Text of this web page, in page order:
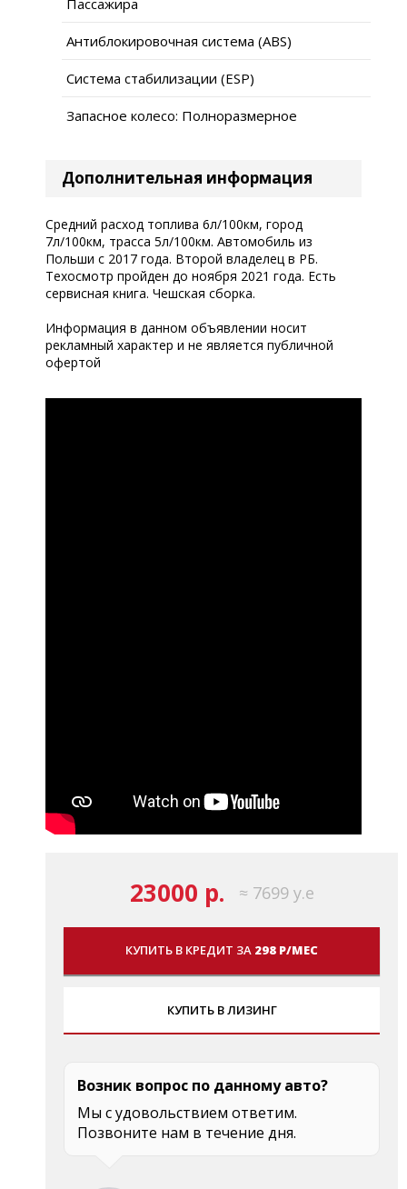
Антиблокировочная система (ABS)
Система стабилизации (ESP)
Запасное колесо: Полноразмерное
Дополнительная информация
Средний расход топлива 6л/100км, город
7л/100км, трасса 5л/100км. Автомобиль из
Польши с 2017 года. Второй владелец в РБ.
Техосмотр пройден до ноября 2021 года. Есть
сервисная книга. Чешская сборка.
Информация в данном объявлении носит
рекламный характер и не является публичной
офертой
23000 р. ≈ 7699 у.е
КУПИТЬ В КРЕДИТ ЗА 298 Р/МЕС
КУПИТЬ В ЛИЗИНГ
Возник вопрос по данному авто?
Мы с удовольствием ответим.
Позвоните нам в течение дня.